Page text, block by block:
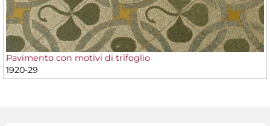
Pavimento con motivi di trifoglio
1920-29